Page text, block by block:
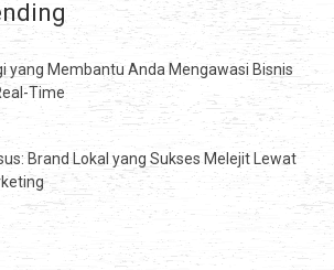
yang Membantu Anda Mengawasi Bisnis
Time
Brand Lokal yang Sukses Melejit Lewat